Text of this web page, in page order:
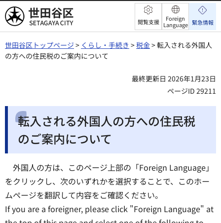
世田谷区 閲覧支援
Foreign
Language 緊急情報
世田谷区トップページ > くらし・手続き >税金> 転入される外国人
の方への住民税のご案内について
最終更新日 2026年1月23日
ページID 29211
転入される外国人の方への住民税
のご案内について
外国人の方は、このページ上部の「Foreign Language」
をクリックし、次のいずれかを選択することで、このホー
ムページを翻訳して内容をご確認ください。
If you are a foreigner, please click "Foreign Language" at